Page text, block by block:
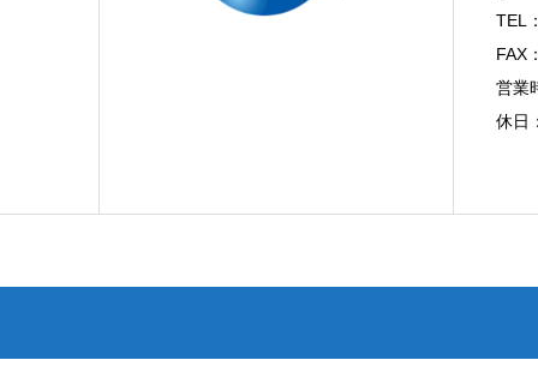
TEL
FAX
営業
休日